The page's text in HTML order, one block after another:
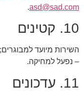
asd@sad.com
.
10. קטינים
השירות מיועד
– נפעל למחיקה.
11. עדכונים